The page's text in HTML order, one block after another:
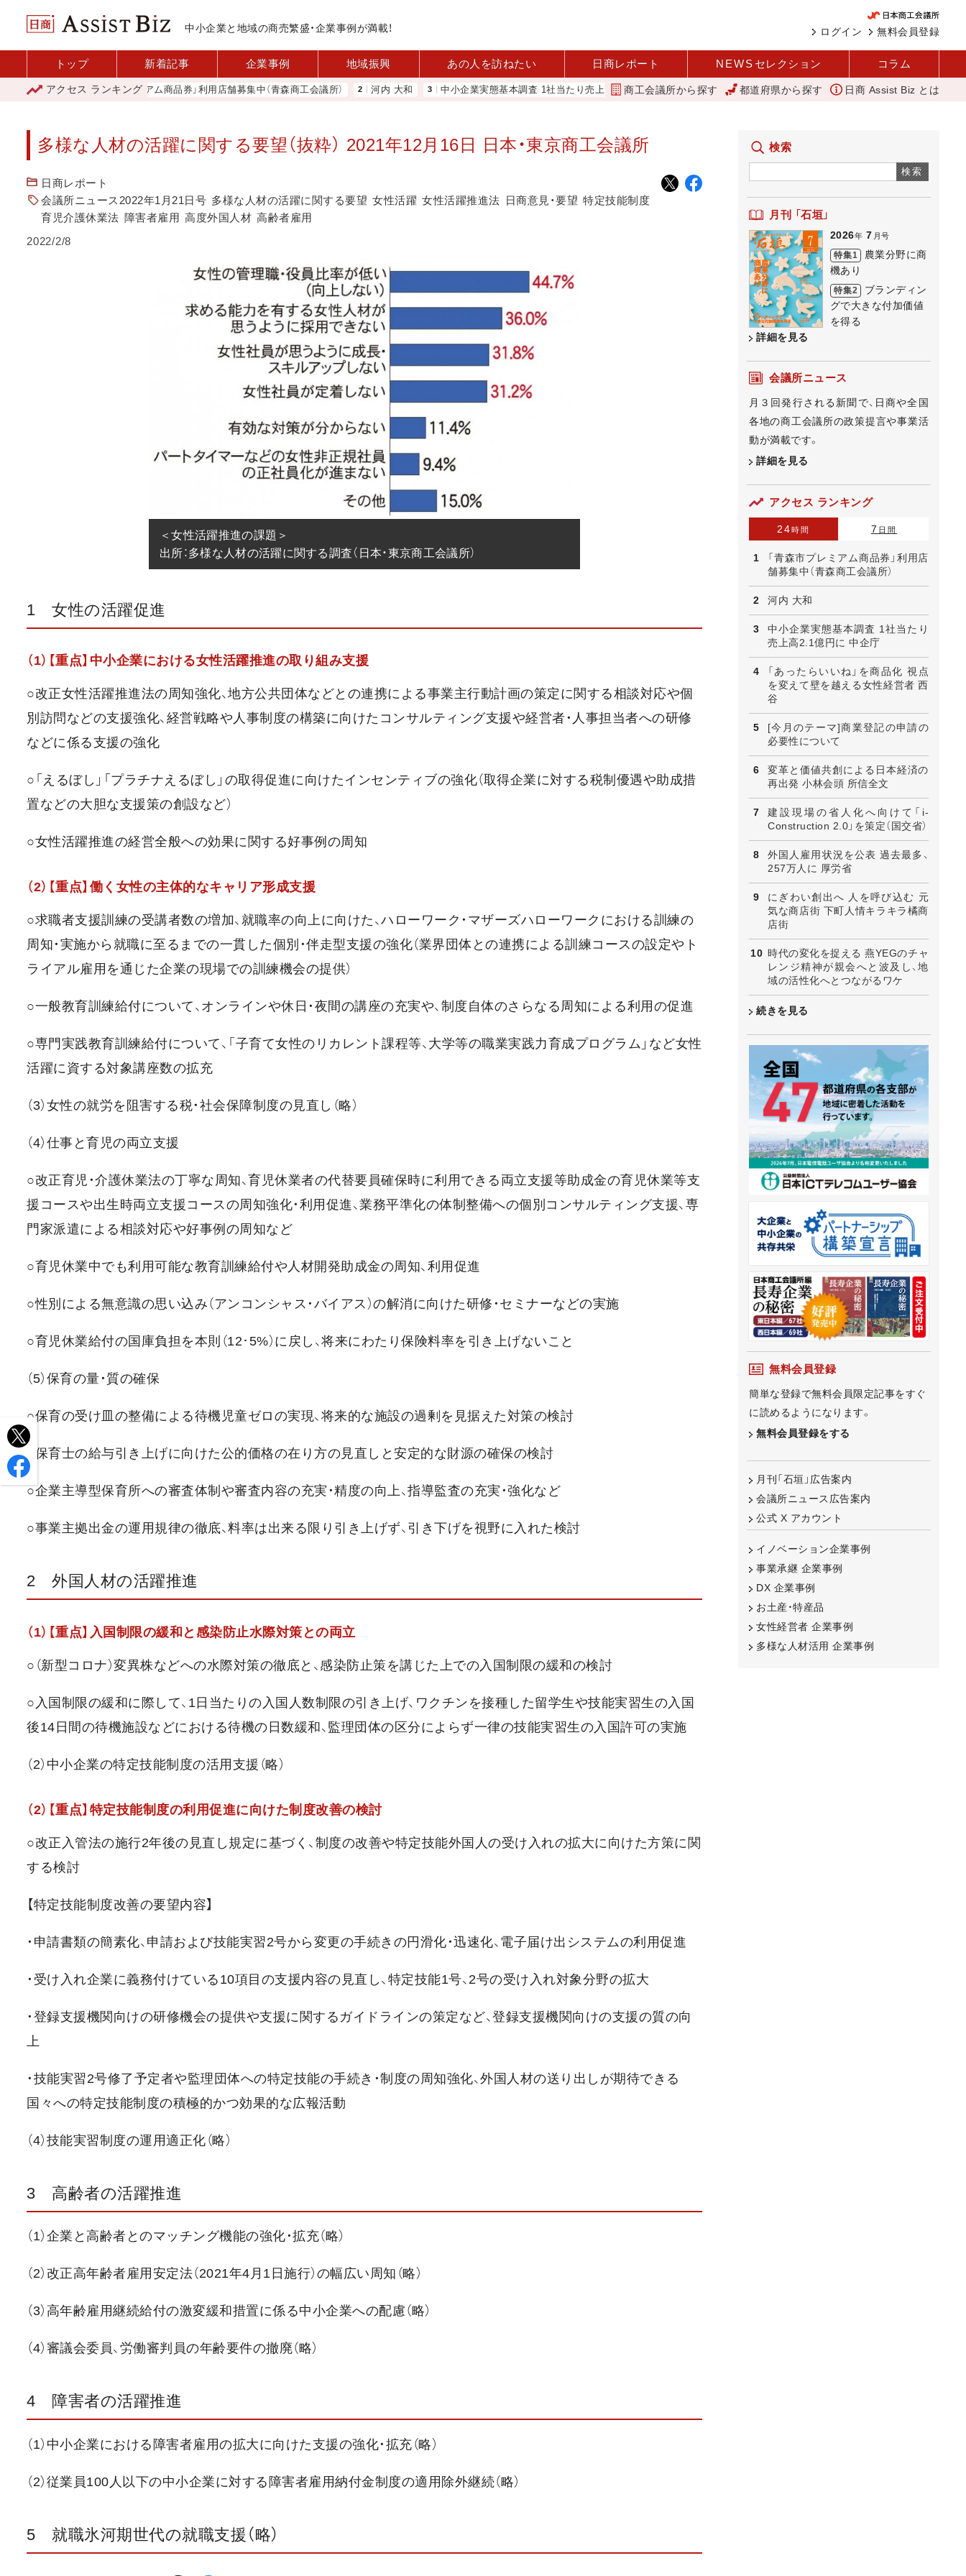
中小企業と地域の商売繁盛・企業事例が満載！ 無料会員登録
ログイン
トップ 新着記事 企業事例 地域振興 あの人を訪ねたい 日商レポート NEWS セレクション コラム
アクセス ランキング
「青森市プレミアム商品券」利用店舗募集中（青森商工会議所） 河内 大和 中小企業実態基本調査 1社当たり売上高2.1億円に 中企庁 「あったらいいね」を商品化 視点を変えて壁を越える女性経営者
商工会議所から探す 都道府県から探す 日商 Assist Biz とは
多様な人材の活躍に関する要望（抜粋） 2021年12月16日 日本・東京商工会議所
日商レポート
会議所ニュース2022年1月21日号 多様な人材の活躍に関する要望 女性活躍 女性活躍推進法 日商意見・要望 特定技能制度
育児介護休業法 障害者雇用 高度外国人材 高齢者雇用
2022/2/8
＜女性活躍推進の課題＞
出所：多様な人材の活躍に関する調査（日本・東京商工会議所）
1 女性の活躍促進
（1）【重点】中小企業における女性活躍推進の取り組み支援
○改正女性活躍推進法の周知強化、地方公共団体などとの連携による事業主行動計画の策定に関する相談対応や個
別訪問などの支援強化、経営戦略や人事制度の構築に向けたコンサルティング支援や経営者・人事担当者への研修
などに係る支援の強化
○「えるぼし」「プラチナえるぼし」の取得促進に向けたインセンティブの強化（取得企業に対する税制優遇や助成措
置などの大胆な支援策の創設など）
○女性活躍推進の経営全般への効果に関する好事例の周知
（2）【重点】働く女性の主体的なキャリア形成支援
○求職者支援訓練の受講者数の増加、就職率の向上に向けた、ハローワーク・マザーズハローワークにおける訓練の
周知・実施から就職に至るまでの一貫した個別・伴走型支援の強化（業界団体との連携による訓練コースの設定やト
ライアル雇用を通じた企業の現場での訓練機会の提供）
○一般教育訓練給付について、オンラインや休日・夜間の講座の充実や、制度自体のさらなる周知による利用の促進
○専門実践教育訓練給付について、「子育て女性のリカレント課程等、大学等の職業実践力育成プログラム」など女性
活躍に資する対象講座数の拡充
（3）女性の就労を阻害する税・社会保障制度の見直し（略）
（4）仕事と育児の両立支援
○改正育児・介護休業法の丁寧な周知、育児休業者の代替要員確保時に利用できる両立支援等助成金の育児休業等支
援コースや出生時両立支援コースの周知強化・利用促進、業務平準化の体制整備への個別コンサルティング支援、専
門家派遣による相談対応や好事例の周知など
○育児休業中でも利用可能な教育訓練給付や人材開発助成金の周知、利用促進
○性別による無意識の思い込み（アンコンシャス・バイアス）の解消に向けた研修・セミナーなどの実施
○育児休業給付の国庫負担を本則（12･5%）に戻し、将来にわたり保険料率を引き上げないこと
（5）保育の量・質の確保
○保育の受け皿の整備による待機児童ゼロの実現、将来的な施設の過剰を見据えた対策の検討
○保育士の給与引き上げに向けた公的価格の在り方の見直しと安定的な財源の確保の検討
○企業主導型保育所への審査体制や審査内容の充実・精度の向上、指導監査の充実・強化など
○事業主拠出金の運用規律の徹底、料率は出来る限り引き上げず、引き下げを視野に入れた検討
2 外国人材の活躍推進
（1）【重点】入国制限の緩和と感染防止水際対策との両立
○（新型コロナ）変異株などへの水際対策の徹底と、感染防止策を講じた上での入国制限の緩和の検討
○入国制限の緩和に際して、1日当たりの入国人数制限の引き上げ、ワクチンを接種した留学生や技能実習生の入国
後14日間の待機施設などにおける待機の日数緩和、監理団体の区分によらず一律の技能実習生の入国許可の実施
（2）中小企業の特定技能制度の活用支援（略）
（2）【重点】特定技能制度の利用促進に向けた制度改善の検討
○改正入管法の施行2年後の見直し規定に基づく、制度の改善や特定技能外国人の受け入れの拡大に向けた方策に関
する検討
【特定技能制度改善の要望内容】
・申請書類の簡素化、申請および技能実習2号から変更の手続きの円滑化・迅速化、電子届け出システムの利用促進
・受け入れ企業に義務付けている10項目の支援内容の見直し、特定技能1号、2号の受け入れ対象分野の拡大
・登録支援機関向けの研修機会の提供や支援に関するガイドラインの策定など、登録支援機関向けの支援の質の向
上
・技能実習2号修了予定者や監理団体への特定技能の手続き・制度の周知強化、外国人材の送り出しが期待できる
国々への特定技能制度の積極的かつ効果的な広報活動
（4）技能実習制度の運用適正化（略）
3 高齢者の活躍推進
（1）企業と高齢者とのマッチング機能の強化・拡充（略）
（2）改正高年齢者雇用安定法（2021年4月1日施行）の幅広い周知（略）
（3）高年齢雇用継続給付の激変緩和措置に係る中小企業への配慮（略）
（4）審議会委員、労働審判員の年齢要件の撤廃（略）
4 障害者の活躍推進
（1）中小企業における障害者雇用の拡大に向けた支援の強化・拡充（略）
（2）従業員100人以下の中小企業に対する障害者雇用納付金制度の適用除外継続（略）
5 就職氷河期世代の就職支援（略）
検索
検索
月刊 「石垣」
2026年 7 月号
特集1
農業分野に商
機あり
特集2
ブランディン
グで大きな付加価値
を得る
詳細を見る
会議所ニュース
月３回発行される新聞で、日商や全国
各地の商工会議所の政策提言や事業活
動が満載です。
詳細を見る
アクセス ランキング
24時間 7 日間
「青森市プレミアム商品券」利用店
舗募集中（青森商工会議所）
河内 大和
中小企業実態基本調査 1社当たり
売上高2.1億円に 中企庁
「あったらいいね」を商品化 視点
を変えて壁を越える女性経営者 西
谷
[今月のテーマ]商業登記の申請の
必要性について
変革と価値共創による日本経済の
再出発 小林会頭 所信全文
建設現場の省人化へ向けて「i-
Construction 2.0」を策定（国交省）
外国人雇用状況を公表 過去最多、
257万人に 厚労省
にぎわい創出へ 人を呼び込む 元
気な商店街 下町人情キラキラ橘商
店街
時代の変化を捉える 燕YEGのチャ
レンジ精神が親会へと波及し、地
域の活性化へとつながるワケ
続きを見る
無料会員登録
簡単な登録で無料会員限定記事をすぐ
に読めるようになります。
無料会員登録をする
月刊「石垣」広告案内
会議所ニュース広告案内
公式 X アカウント
イノベーション企業事例
事業承継 企業事例
DX 企業事例
お土産・特産品
女性経営者 企業事例
多様な人材活用 企業事例